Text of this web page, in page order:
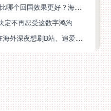
ChickCN VPN和当归VPN对比哪个回国效果更好？海外党亲测后选了它
定不再忍受这数字鸿沟
Quickback和巨鲸好用吗？在海外深夜想刷B站、追爱奇艺的你，或许正需要这份答案